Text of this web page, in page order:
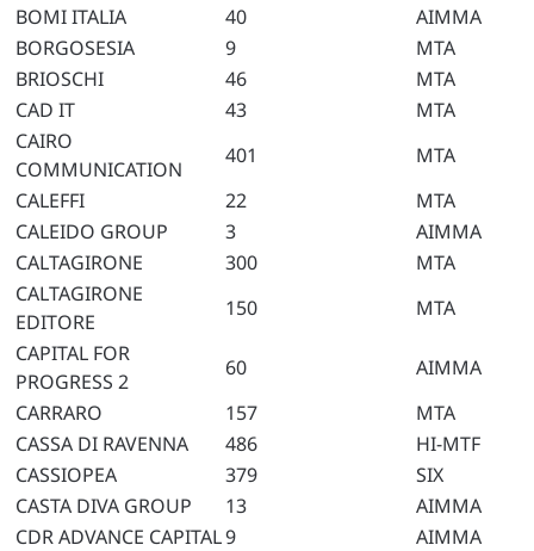
BOMI ITALIA
40
AIMMA
BORGOSESIA
9
MTA
BRIOSCHI
46
MTA
CAD IT
43
MTA
CAIRO
COMMUNICATION
401
MTA
CALEFFI
22
MTA
CALEIDO GROUP
3
AIMMA
CALTAGIRONE
300
MTA
CALTAGIRONE
EDITORE
150
MTA
CAPITAL FOR
PROGRESS 2
60
AIMMA
CARRARO
157
MTA
CASSA DI RAVENNA
486
HI-MTF
CASSIOPEA
379
SIX
CASTA DIVA GROUP
13
AIMMA
CDR ADVANCE CAPITAL9
AIMMA